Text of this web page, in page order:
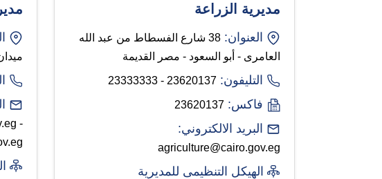
مديرية الزراعة
العنوان:
38 شارع الفسطاط من عبد الله
العامرى - أبو السعود - مصر القديمة
التليفون: 23620137 - 23333333
فاكس: 23620137
البريد الالكتروني:
agriculture@cairo.gov.eg
الهيكل التنظيمى للمديرية
-